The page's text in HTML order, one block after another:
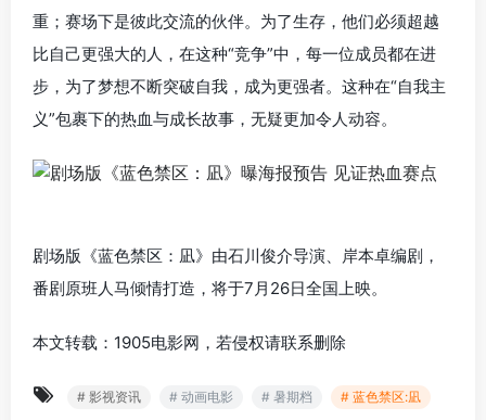
重；赛场下是彼此交流的伙伴。为了生存，他们必须超越
比自己更强大的人，在这种“竞争”中，每一位成员都在进
步，为了梦想不断突破自我，成为更强者。这种在“自我主
义”包裹下的热血与成长故事，无疑更加令人动容。
剧场版《蓝色禁区：凪》由石川俊介导演、岸本卓编剧，
番剧原班人马倾情打造，将于7月26日全国上映。
本文转载：1905电影网，若侵权请联系删除
# 影视资讯 # 动画电影 # 暑期档 # 蓝色禁区:凪